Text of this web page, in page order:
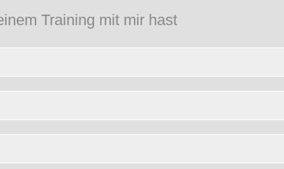
Training mit mir hast